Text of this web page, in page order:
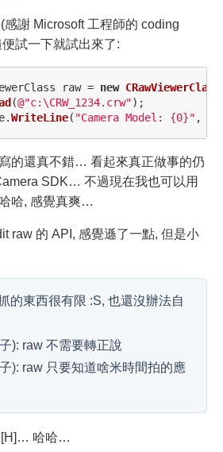
謝 Microsoft 工程師的 coding
試一下就試出來了:
raw = new CRawViewerClass
(@"c:\CRW_1234.crw");
.WriteLine( "Camera Model: {0}" ,
的還真不錯… 看起來真正做事的仍
SDK… 不過現在我也可以用
哈, 感覺真爽…
raw 的 API, 感覺遜了一點, 但是小
的東西很有限 :S, 也還沒辦法自
): raw 不需要轉正說
): raw 只要知道啥米時間拍的應
[H]… 哈哈…